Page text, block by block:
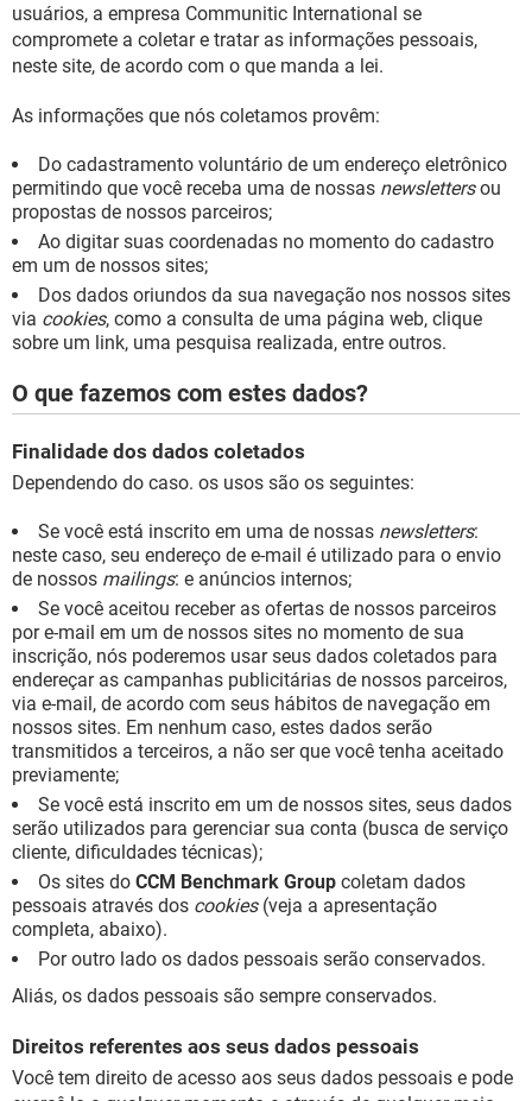
usuários, a empresa Communitic International se
compromete a coletar e tratar as informações pessoais,
neste site, de acordo com o que manda a lei.
As informações que nós coletamos provêm:
Do cadastramento voluntário de um endereço eletrônico
permitindo que você receba uma de nossas newslettersou
propostas de nossos parceiros;
Ao digitar suas coordenadas no momento do cadastro
em um de nossos sites;
Dos dados oriundos da sua navegação nos nossos sites
via cookies, como a consulta de uma página web, clique
sobre um link, uma pesquisa realizada, entre outros.
O que fazemos com estes dados?
Finalidade dos dados coletados
Dependendo do caso. os usos são os seguintes:
Se você está inscrito em uma de nossas newsletters:
neste caso, seu endereço de e-mail é utilizado para o envio
de nossos mailings: e anúncios internos;
Se você aceitou receber as ofertas de nossos parceiros
por e-mail em um de nossos sites no momento de sua
inscrição, nós poderemos usar seus dados coletados para
endereçar as campanhas publicitárias de nossos parceiros,
via e-mail, de acordo com seus hábitos de navegação em
nossos sites. Em nenhum caso, estes dados serão
transmitidos a terceiros, a não ser que você tenha aceitado
previamente;
Se você está inscrito em um de nossos sites, seus dados
serão utilizados para gerenciar sua conta (busca de serviço
cliente, dificuldades técnicas);
Os sites do CCM Benchmark Group coletam dados
pessoais através dos cookies(veja a apresentação
completa, abaixo).
Por outro lado os dados pessoais serão conservados.
Aliás, os dados pessoais são sempre conservados.
Direitos referentes aos seus dados pessoais
Você tem direito de acesso aos seus dados pessoais e pode